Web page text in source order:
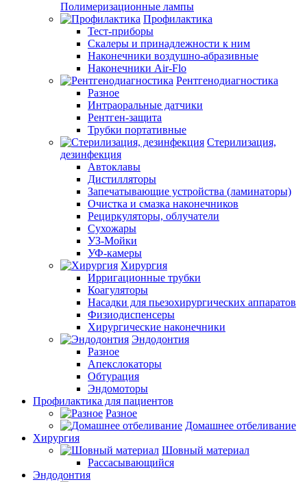
Полимеризационные лампы
Профилактика
Тест-приборы
Скалеры и принадлежности к ним
Наконечники воздушно-абразивные
Наконечники Air-Flo
Рентгенодиагностика
Разное
Интраоральные датчики
Рентген-защита
Трубки портативные
Стерилизация,
дезинфекция
Автоклавы
Дистилляторы
Запечатывающие устройства (ламинаторы)
Очистка и смазка наконечников
Рециркуляторы, облучатели
Сухожары
УЗ-Мойки
УФ-камеры
Хирургия
Ирригационные трубки
Коагуляторы
Насадки для пьезохирургических аппаратов
Физиодиспенсеры
Хирургические наконечники
Эндодонтия
Разное
Апекслокаторы
Обтурация
Эндомоторы
Профилактика для пациентов
Разное
Домашнее отбеливание
Хирургия
Шовный материал
Рассасывающийся
Эндодонтия